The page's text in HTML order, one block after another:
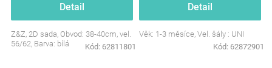
Detail
Z&Z, 2D sada, Obvod: 38-40cm, vel.
56/62, Barva: bílá
Kód: 62811801
Detail
Věk: 1-3 měsíce, Vel. šály : UNI
Kód: 62872901